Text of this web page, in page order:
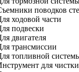
поводков
ходовой части
подвески
двигателя
трансмиссии
топливной
для